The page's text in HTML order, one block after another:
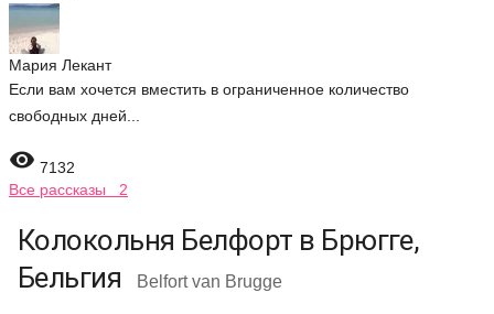
Мария Лекант
Если вам хочется вместить в ограниченное количество
свободных дней...
 7132
Все рассказы 2
Колокольня Белфорт в Брюгге,
Бельгия
Belfort van Brugge